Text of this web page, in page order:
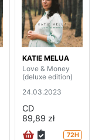
KATIE MELUA
Love & Money
(deluxe edition)
24.03.2023
CD
89,89 zł
72H